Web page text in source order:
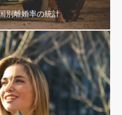
別離婚率の統計